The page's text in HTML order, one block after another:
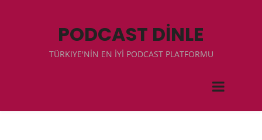
PODCAST DİNLE
TÜRKIYE'NİN EN İYİ PODCAST PLATFORMU